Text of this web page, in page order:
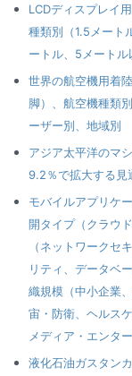
LCDディスプレイ
種類別（1.5メート
ートル、5メートル
世界の航空機用着
脚）、航空機種類
ーザー別、地域別
アジア太平洋のマ
9.2％で拡大する見
モバイルアプリケ
開タイプ（クラウ
（ネットワークセ
リティ、データベ
織規模（中小企業
宙・防衛、ヘルス
メディア・エンタ
液化石油ガスタン